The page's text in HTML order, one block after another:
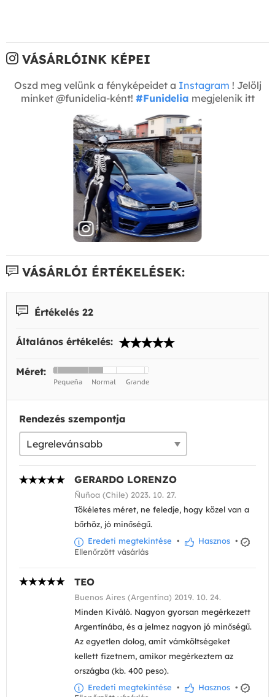
VÁSÁRLÓINK KÉPEI
Oszd meg velünk a fényképeidet a Instagram ! Jelölj
minket @funidelia-ként! #Funidelia megjelenik itt
VÁSÁRLÓI ÉRTÉKELÉSEK:
Értékelés 22
Általános értékelés:
Méret:
Rendezés szempontja
GERARDO LORENZO
Ñuñoa (Chile) 2023. 10. 27.
Tökéletes méret, ne feledje, hogy közel van a
bőrhöz, jó minőségű.
Eredeti megtekintése • Hasznos •
Ellenőrzött vásárlás
TEO
Buenos Aires (Argentína) 2019. 10. 24.
Minden Kiváló. Nagyon gyorsan megérkezett
Argentínába, és a jelmez nagyon jó minőségű.
Az egyetlen dolog, amit vámköltségeket
kellett fizetnem, amikor megérkeztem az
országba (kb. 400 peso).
Eredeti megtekintése • Hasznos •